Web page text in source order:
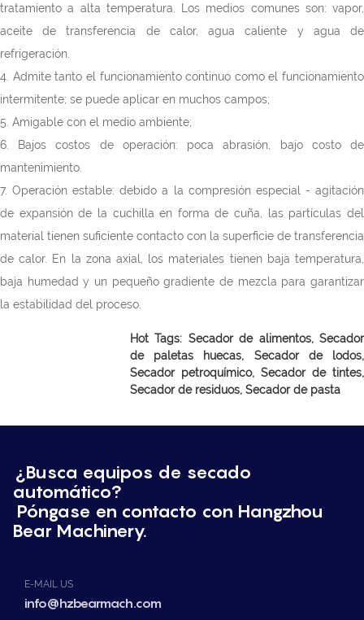
tratamiento a alta temperatura. Los medios comunes son: vapor,
aceite de transferencia de calor, agua caliente y agua de
refrigeración.
4. Admite tanto el funcionamiento continuo como el funcionamiento
intermitente; se puede aplicar en muchos campos;
5. Amigable con el medio ambiente;
6. Bajos costos de operación: poca abrasión, bajo costo de
mantenimiento.
7. Operación estable: debido a la compresión especial - agitación
de expansión de la cuchilla en forma de cuña, las partículas del
material tienen suficiente contacto con la superficie de transferencia
de calor. En la zona axial, los materiales tienen baja temperatura,
baja humedad y un pequeño gradiente de mezcla para garantizar
la estabilidad del proceso.
Hot Tags: Secador de alimentos, Secador
de paletas huecas, Secador de lodos,
Secador petroquímico, Secador de tintes,
Secador de residuos, Secador de pasta
¿Busca equipos de secado
automático?
Póngase en contacto con Hangzhou
Bear Machinery.
E-MAIL US
info@hzbearmach.com